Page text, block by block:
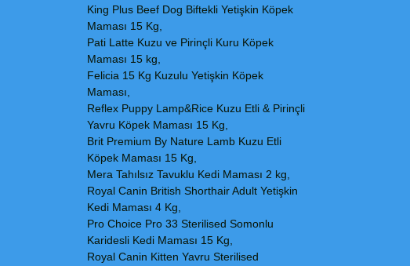
King Plus Beef Dog Biftekli Yetişkin Köpek
Maması 15 Kg,
Pati Latte Kuzu ve Pirinçli Kuru Köpek
Maması 15 kg,
Felicia 15 Kg Kuzulu Yetişkin Köpek
Maması,
Reflex Puppy Lamp&Rice Kuzu Etli & Pirinçli
Yavru Köpek Maması 15 Kg,
Brit Premium By Nature Lamb Kuzu Etli
Köpek Maması 15 Kg,
Mera Tahılsız Tavuklu Kedi Maması 2 kg,
Royal Canin British Shorthair Adult Yetişkin
Kedi Maması 4 Kg,
Pro Choice Pro 33 Sterilised Somonlu
Karidesli Kedi Maması 15 Kg,
Royal Canin Kitten Yavru Sterilised